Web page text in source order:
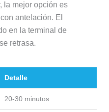
la mejor opción es
antelación. El
en la terminal de
retrasa.
Detalle
20-30 minutos